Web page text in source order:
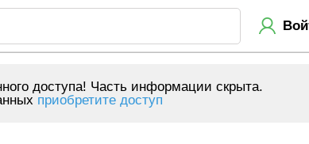
доступа! Часть информации скрыта.
приобретите доступ